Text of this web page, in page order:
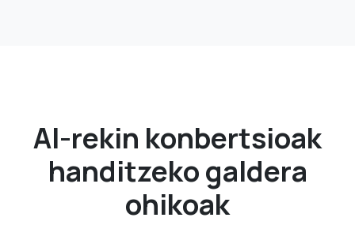
AI-rekin konbertsioak
handitzeko galdera
ohikoak